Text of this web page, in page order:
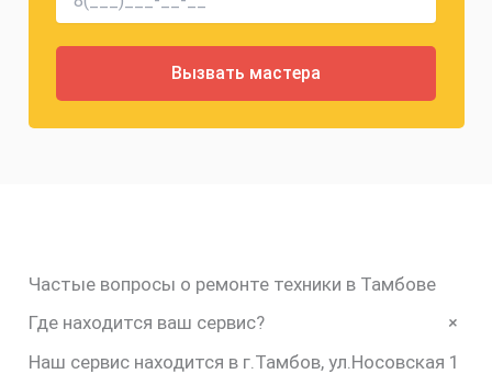
Частые вопросы о ремонте техники в Тамбове
Где находится ваш сервис?
+
Наш сервис находится в г.Тамбов, ул.Носовская 1